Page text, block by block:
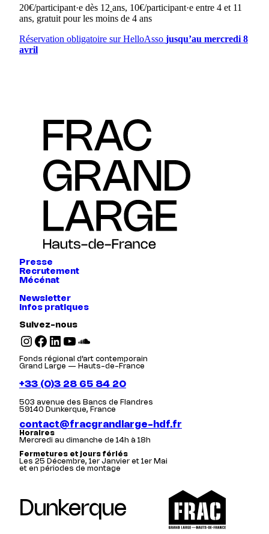
20€/participant·e dès 12 ans, 10€/participant·e entre 4 et 11
ans, gratuit pour les moins de 4 ans
Réservation obligatoire sur HelloAsso jusqu’au mercredi 8
avril
Presse
Recrutement
Mécénat
Newsletter
Infos pratiques
Suivez-nous
Instagram Facebook LinkedIn YouTube SoundCloud
Fonds régional d’art contemporain
Grand Large — Hauts-de-France
+33 (0)3 28 65 84 20
503 avenue des Bancs de Flandres
59140 Dunkerque, France
contact@fracgrandlarge-hdf.fr
Horaires
Mercredi au dimanche de 14h à 18h
Fermetures et jours fériés
Les 25 Décembre, 1er Janvier et 1er Mai
et en périodes de montage
Dunkerque